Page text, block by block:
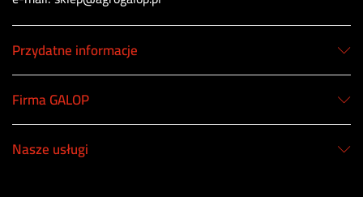
Przydatne informacje
Firma GALOP
Nasze usługi